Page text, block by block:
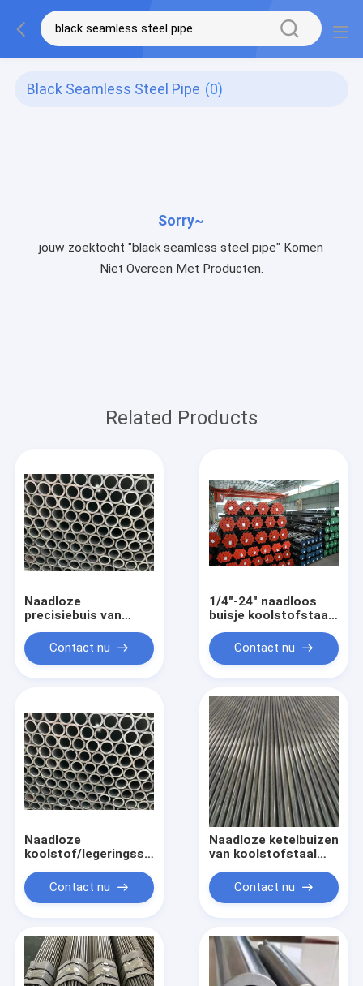
Black Seamless Steel Pipe (0)
Sorry~
jouw zoektocht "black seamless steel pipe" Komen
Niet Overeen Met Producten.
Related Products
Naadloze
precisiebuis van
koolstofstaal,
geproduceerd met
strikte controle om
ID-toleranties voor
behouden
Contact nu
1/4"-24" naadloos
buisje koolstofstaal
naadloos buisje
Contact nu
Naadloze
koolstof/legeringsstaal
condensatorbuizen
Contact nu
Naadloze ketelbuizen
van koolstofstaal
van legeringstaal
met vinnen
Contact nu